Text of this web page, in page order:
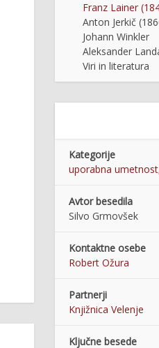
Franz Lainer
Anton Jerkič
Johann Winkler
Aleksander
Viri in literatura
Kategorije
uporabna
Avtor besedila
Silvo Grmovšek
Kontaktne osebe
Robert Ožura
Partnerji
Knjižnica Velenje
Ključne besede